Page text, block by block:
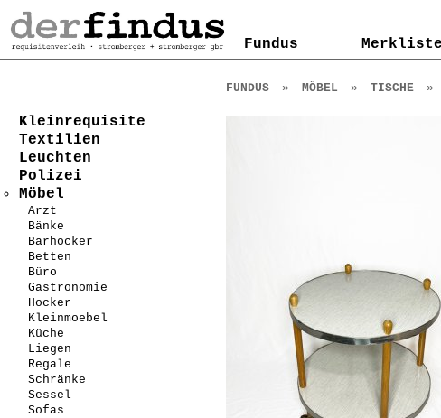
Fundus Merkliste
Kontakt
AGB
Impressum
Datenschutzerklärung Fundus Merkliste
Kleinrequisite
Textilien
Leuchten
Polizei
Möbel
Arzt
Bänke
Barhocker
Betten
Büro
Gastronomie
Hocker
Kleinmoebel
Küche
Liegen
Regale
Schränke
Sessel
Sofas
FUNDUS » MÖBEL » TISCHE »